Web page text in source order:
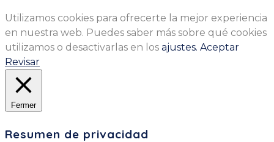
Utilizamos cookies para ofrecerte la mejor experiencia
en nuestra web. Puedes saber más sobre qué cookies
utilizamos o desactivarlas en los ajustes. Aceptar
Revisar
Fermer
Resumen de privacidad